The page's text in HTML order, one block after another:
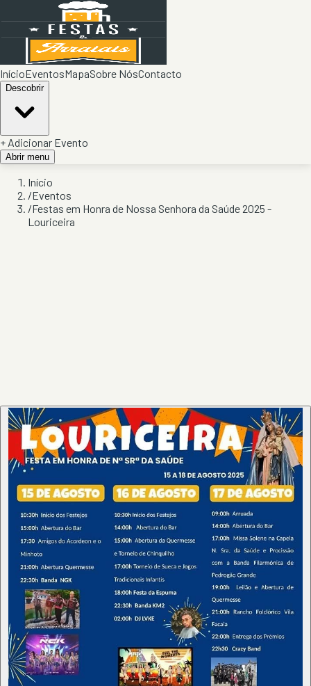
InícioEventosMapaSobre NósContacto
Descobrir
+ Adicionar Evento
Abrir menu
Início
/Eventos
/Festas em Honra de Nossa Senhora da Saúde 2025 -
Louriceira